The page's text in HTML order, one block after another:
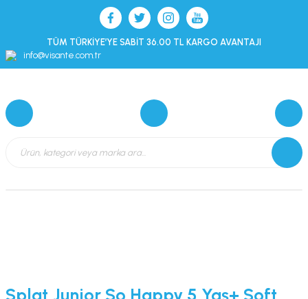
TÜM TÜRKİYE’YE SABİT 36.00 TL KARGO AVANTAJI
info@visante.com.tr
Splat Junior So Happy 5 Yaş+ Soft